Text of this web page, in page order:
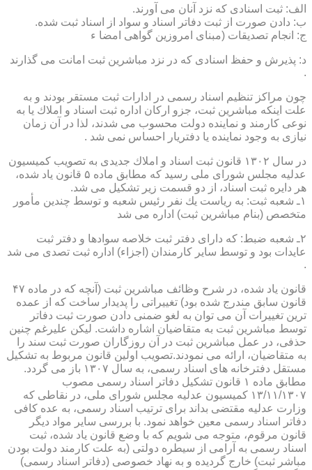
الف: ثبت اسنادی كه نزد آنان می آورند.
ب: دادن صورت از ثبت دفاتر اسناد و سواد از اسناد ثبت شده.
ج: انجام تصدیقات (مبنای امروزین گواهی امضا ء
د: پذیرش و حفظ اسنادی كه در نزد مباشرین ثبت امانت می گذارند
.
چون مراكز تنظیم اسناد رسمی در ادارات ثبت مستقر بودند و به
علت اینكه مباشرین ثبت، جزو اركان اداره ثبت اسناد و املاك یا به
نوعی كارمند و نماینده دولت محسوب می شدند، لذا در آن زمان
نیازی به وجود نماینده یا دفتریار احساس نمی شد .
در سال ۱۳۰۲ قانون ثبت اسناد و املاك جدیدی به تصویب كمیسیون
عدلیه مجلس شورای ملی رسید كه مطابق ماده ۵ قانون یاد شده،
هر دایره ثبت اسناد، از دو قسمت زیر تشكیل می شد.
۱ـ شعبه ثبت: به ریاست یك نفر رئیس شعبه و توسط چندین مأمور
متخصص (بنام مباشرین ثبت) اداره می شد
۲ـ شعبه ضبط: كه دارای دفتر ثبت خلاصه سوادها و دفتر ثبت
عایدات بود و توسط سایر كارمندان (اجزاء) اداره ثبت تصدی می شد
.
قانون یاد شده، در شرح وظائف مباشرین ثبت (آنچه كه در ماده ۴۷
قانون سابق مندرج شده بود) تغییراتی را پدیدار ساخت كه از عمده
ترین تغییرات آن می توان به لغو ضمنی دادن صورت ثبت دفاتر
توسط مباشرین ثبت به متقاضیان اشاره داشت. لیكن علیرغم چنین
حذفی، در عمل مباشرین ثبت در آن روزگاران صورت ثبت سند را
به متقاضیان، ارائه می نمودند.تصویب اولین قانون مربوط به تشكیل
مستقل دفترخانه های اسناد رسمی، به سال ۱۳۰۷ باز می گردد.
مطابق ماده ۱ قانون تشكیل دفاتر اسناد رسمی مصوب
۱۳/۱۱/۱۳۰۷ كمیسیون عدلیه مجلس شورای ملی، در نقاطی كه
وزارت عدلیه مقتضی بداند برای ترتیب اسناد رسمی، به عده كافی
دفاتر اسناد رسمی معین خواهد نمود. با بررسی سایر مواد دیگر
قانون مرقوم، متوجه می شویم كه با وضع قانون یاد شده، ثبت
اسناد رسمی به آرامی از سیطره دولتی (به علت كارمند دولت بودن
مباشر ثبت) خارج گردیده و به نهاد خصوصی (دفاتر اسناد رسمی)